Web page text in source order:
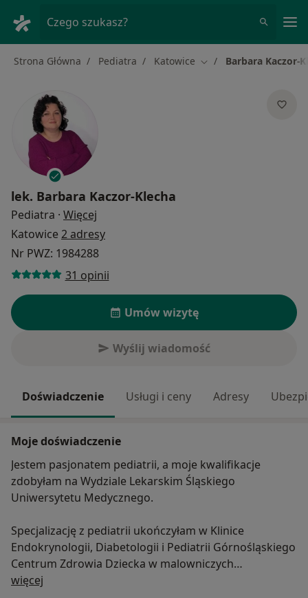
Czego szukasz?
Strona Główna Pediatra Katowice Zmień miasto
Barbara Kaczor-
lek. Barbara Kaczor-Klecha
Pediatra · Więcej
Katowice 2 adresy
Nr PWZ: 1984288
31 opinii
Umów wizytę
Wyślij wiadomość
Doświadczenie Usługi i ceny Adresy
Moje doświadczenie
Jestem pasjonatem pediatrii, a moje kwalifikacje
zdobyłam na Wydziale Lekarskim Śląskiego
Uniwersytetu Medycznego.
Specjalizację z pediatrii ukończyłam w Klinice
Endokrynologii, Diabetologii i Pediatrii Górnośląskiego
Centrum Zdrowia Dziecka w malowniczych
Katowicach.
więcej